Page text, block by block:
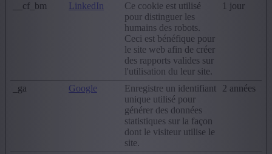
__cf_bm LinkedIn
Ce cookie est utilisé
pour distinguer les
humains des robots.
Ceci est bénéfique pour
le site web afin de créer
des rapports valides sur
l'utilisation du leur site.
1 jour
_ga Google
Enregistre un identifiant
unique utilisé pour
générer des données
statistiques sur la façon
dont le visiteur utilise le
site.
2 années